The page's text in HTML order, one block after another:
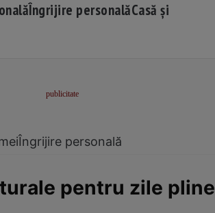
Îngrijire personalăCasă și
Îngrijire personală
pentru zile